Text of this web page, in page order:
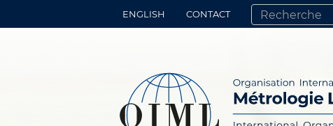
ENGLISH CONTACT
CHERCHER PAR
RECHERCHE